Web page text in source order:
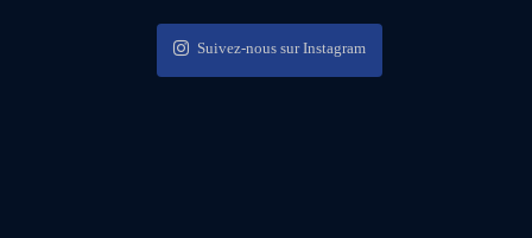
Suivez-nous sur Instagram